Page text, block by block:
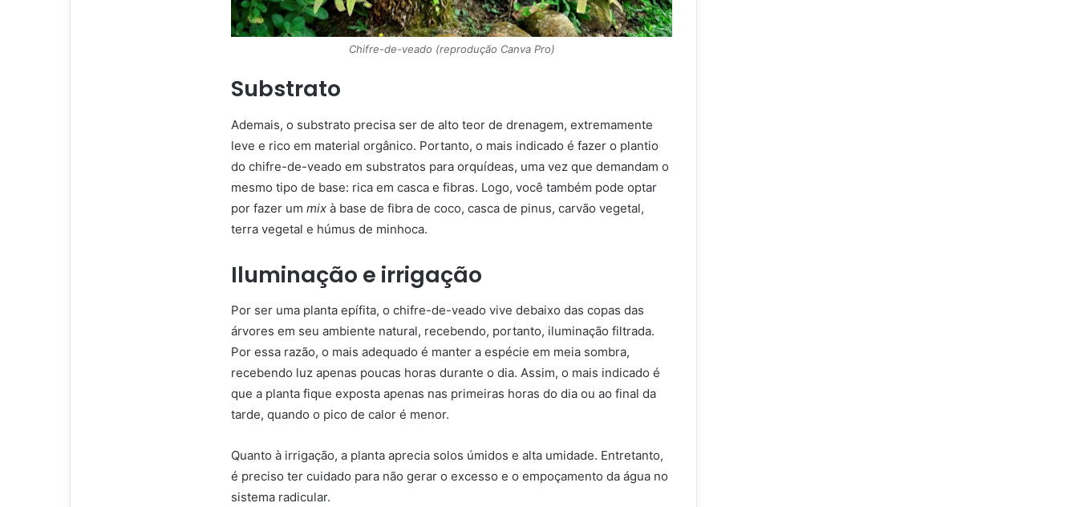
Chifre-de-veado (reprodução Canva Pro)
Substrato
Ademais, o substrato precisa ser de alto teor de drenagem, extremamente
leve e rico em material orgânico. Portanto, o mais indicado é fazer o plantio
do chifre-de-veado em substratos para orquídeas, uma vez que demandam o
mesmo tipo de base: rica em casca e fibras. Logo, você também pode optar
por fazer um mix à base de fibra de coco, casca de pinus, carvão vegetal,
terra vegetal e húmus de minhoca.
Iluminação e irrigação
Por ser uma planta epífita, o chifre-de-veado vive debaixo das copas das
árvores em seu ambiente natural, recebendo, portanto, iluminação filtrada.
Por essa razão, o mais adequado é manter a espécie em meia sombra,
recebendo luz apenas poucas horas durante o dia. Assim, o mais indicado é
que a planta fique exposta apenas nas primeiras horas do dia ou ao final da
tarde, quando o pico de calor é menor.
Quanto à irrigação, a planta aprecia solos úmidos e alta umidade. Entretanto,
é preciso ter cuidado para não gerar o excesso e o empoçamento da água no
sistema radicular.